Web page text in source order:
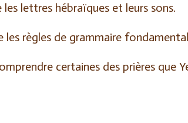
les lettres hébraïques et leurs sons.
les règles de grammaire
certaines des prières que